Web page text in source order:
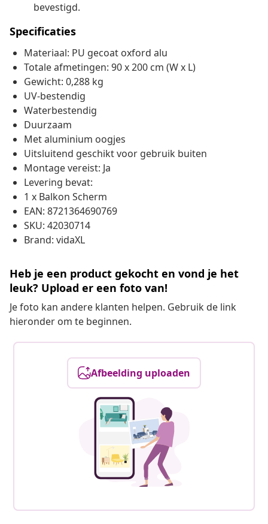
bevestigd.
Specificaties
Materiaal: PU gecoat oxford alu
Totale afmetingen: 90 x 200 cm (W x L)
Gewicht: 0,288 kg
UV-bestendig
Waterbestendig
Duurzaam
Met aluminium oogjes
Uitsluitend geschikt voor gebruik buiten
Montage vereist: Ja
Levering bevat:
1 x Balkon Scherm
EAN: 8721364690769
SKU: 42030714
Brand: vidaXL
Heb je een product gekocht en vond je het
leuk? Upload er een foto van!
Je foto kan andere klanten helpen. Gebruik de link
hieronder om te beginnen.
Afbeelding uploaden